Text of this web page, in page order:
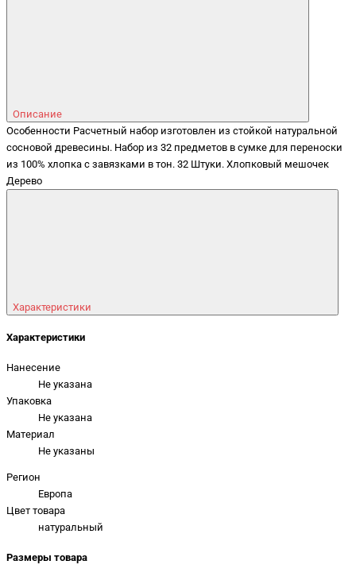
Описание
Особенности Расчетный набор изготовлен из стойкой натуральной
сосновой древесины. Набор из 32 предметов в сумке для переноски
из 100% хлопка с завязками в тон. 32 Штуки. Хлопковый мешочек
Дерево
Характеристики
Характеристики
Нанесение
Не указана
Упаковка
Не указана
Материал
Не указаны
Регион
Европа
Цвет товара
натуральный
Размеры товара